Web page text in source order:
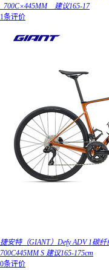
_700C×445MM__建议165-17
1条评价
捷安特（GIANT）Defy ADV 1碳
700C445MM S 建议165-175cm
0条评价